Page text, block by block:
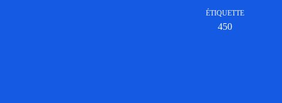
ÉTIQUETTE
450